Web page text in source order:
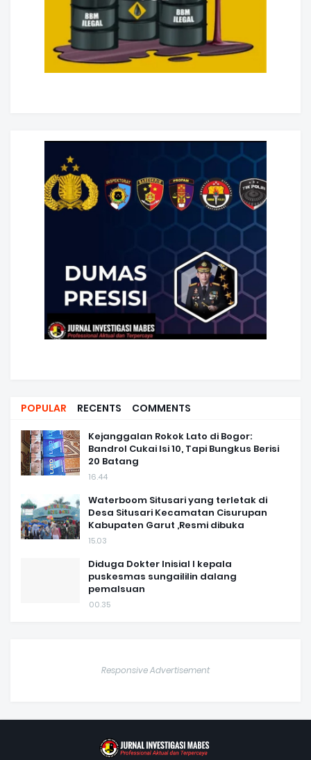
POPULAR RECENTS COMMENTS
Kejanggalan Rokok Lato di Bogor:
Bandrol Cukai Isi 10, Tapi Bungkus Berisi
20 Batang
16.44
Waterboom Situsari yang terletak di
Desa Situsari Kecamatan Cisurupan
Kabupaten Garut ,Resmi dibuka
15.03
Diduga Dokter Inisial I kepala
puskesmas sungaililin dalang
pemalsuan
00.35
Responsive Advertisement